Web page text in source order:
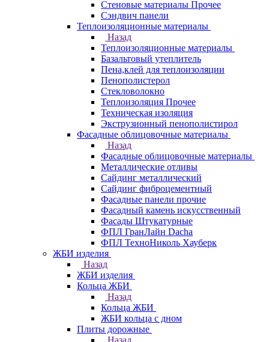
Стеновые материалы Прочее
Сэндвич панели
Теплоизоляционные материалы
Назад
Теплоизоляционные материалы
Базальтовый утеплитель
Пена,клей для теплоизоляции
Пенополистерол
Стекловолокно
Теплоизоляция Прочее
Техническая изоляция
Экструзионный пенополистирол
Фасадные облицовочные материалы
Назад
Фасадные облицовочные материалы
Металлические отливы
Сайдинг металлический
Сайдинг фиброцементный
Фасадные панели прочие
Фасадный камень искусственный
Фасады Штукатурные
ФПЛ ГранЛайн Dacha
ФПЛ ТехноНиколь Хауберк
ЖБИ изделия
Назад
ЖБИ изделия
Кольца ЖБИ
Назад
Кольца ЖБИ
ЖБИ кольца с дном
Плиты дорожные
Назад